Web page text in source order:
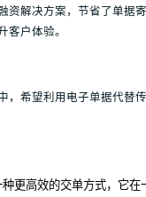
资解决方案，节省了单据
客户体验。
，希望利用电子单据代替
更高效的交单方式，它在